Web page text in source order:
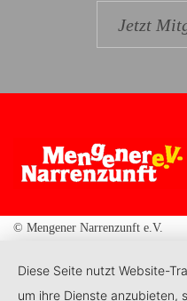
Jetzt
© Mengener Narrenzunft e.V.
Diese Seite nutzt Website-
um ihre Dienste anzubieten,